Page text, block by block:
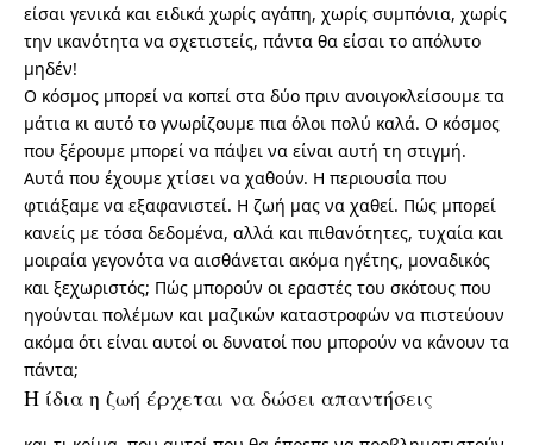
είσαι γενικά και ειδικά χωρίς αγάπη, χωρίς συμπόνια, χωρίς
την ικανότητα να σχετιστείς, πάντα θα είσαι το απόλυτο
μηδέν!
Ο κόσμος μπορεί να κοπεί στα δύο πριν ανοιγοκλείσουμε τα
μάτια κι αυτό το γνωρίζουμε πια όλοι πολύ καλά. Ο κόσμος
που ξέρουμε μπορεί να πάψει να είναι αυτή τη στιγμή.
Αυτά που έχουμε χτίσει να χαθούν. Η περιουσία που
φτιάξαμε να εξαφανιστεί. Η ζωή μας να χαθεί. Πώς μπορεί
κανείς με τόσα δεδομένα, αλλά και πιθανότητες, τυχαία και
μοιραία γεγονότα να αισθάνεται ακόμα ηγέτης, μοναδικός
και ξεχωριστός; Πώς μπορούν οι εραστές του σκότους που
ηγούνται πολέμων και μαζικών καταστροφών να πιστεύουν
ακόμα ότι είναι αυτοί οι δυνατοί που μπορούν να κάνουν τα
πάντα;
Η ίδια η ζωή έρχεται να δώσει απαντήσεις